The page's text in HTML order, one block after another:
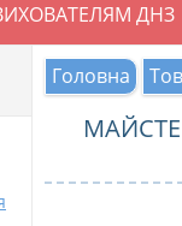
ДНЗ
Головна